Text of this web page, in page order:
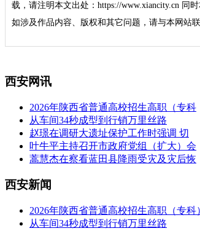
载，请注明本文出处：https://www.xiancity.cn 同
如涉及作品内容、版权和其它问题，请与本网站
西安网讯
2026年陕西省普通高校招生高职（专科
从车间34秒成型到行销万里丝路
赵璟在调研大遗址保护工作时强调 切
叶牛平主持召开市政府党组（扩大）会
蒿慧杰在察看蓝田县降雨受灾及灾后恢
西安新闻
2026年陕西省普通高校招生高职（专科
从车间34秒成型到行销万里丝路